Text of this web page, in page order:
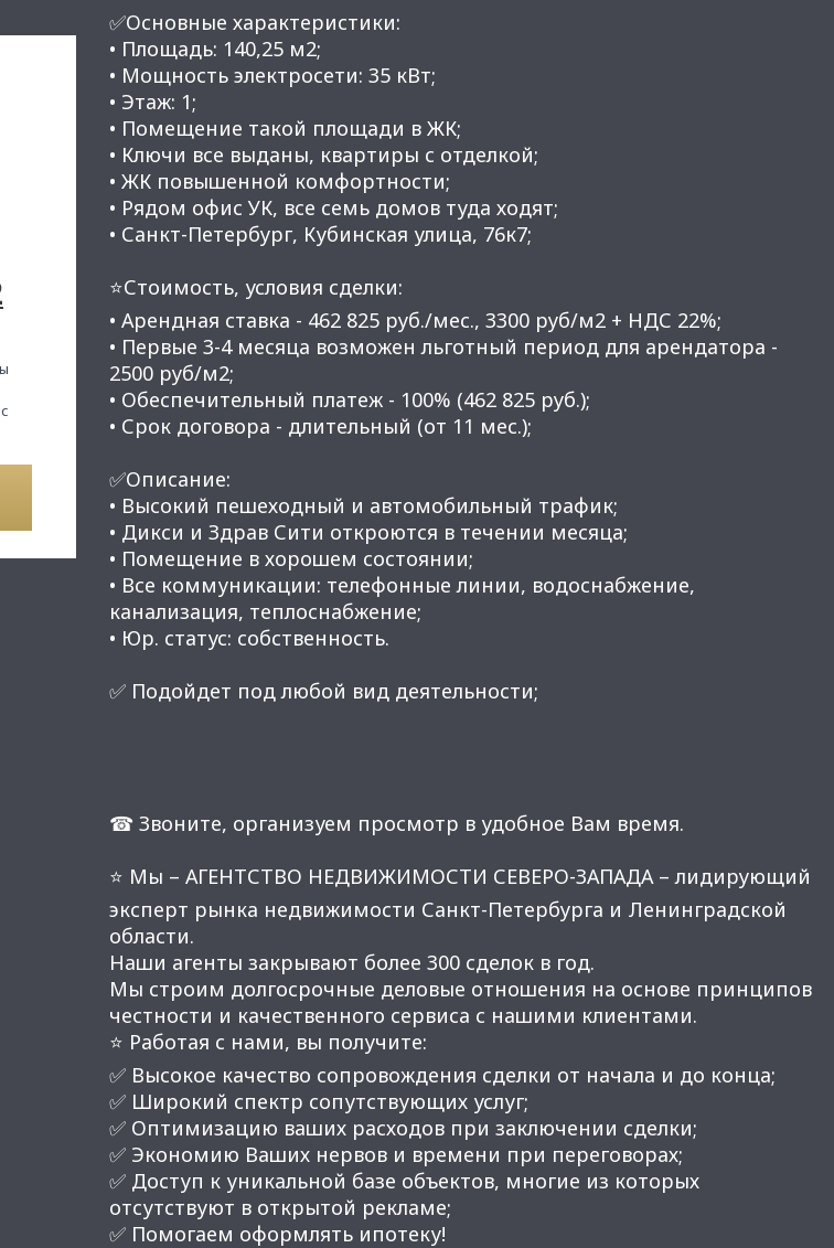
✅Основные характеристики:
• Площадь: 140,25 м2;
• Мощность электросети: 35 кВт;
• Этаж: 1;
• Помещение такой площади в ЖК;
• Ключи все выданы, квартиры с отделкой;
• ЖК повышенной комфортности;
• Рядом офис УК, все семь домов туда ходят;
• Санкт-Петербург, Кубинская улица, 76к7;
⭐Стоимость, условия сделки:
• Арендная ставка - 462 825 руб./мес., 3300 руб/м2 + НДС 22%;
• Первые 3-4 месяца возможен льготный период для арендатора -
2500 руб/м2;
• Обеспечительный платеж - 100% (462 825 руб.);
• Срок договора - длительный (от 11 мес.);
✅Описание:
• Высокий пешеходный и автомобильный трафик;
• Дикси и Здрав Сити откроются в течении месяца;
• Помещение в хорошем состоянии;
• Все коммуникации: телефонные линии, водоснабжение,
канализация, теплоснабжение;
• Юр. статус: собственность.
✅ Подойдет под любой вид деятельности;
☎ Звоните, организуем просмотр в удобное Вам время.
⭐ Мы – АГЕНТСТВО НЕДВИЖИМОСТИ СЕВЕРО-ЗАПАДА – лидирующий
эксперт рынка недвижимости Санкт-Петербурга и Ленинградской
области.
Наши агенты закрывают более 300 сделок в год.
Мы строим долгосрочные деловые отношения на основе принципов
честности и качественного сервиса с нашими клиентами.
⭐ Работая с нами, вы получите:
✅ Высокое качество сопровождения сделки от начала и до конца;
✅ Широкий спектр сопутствующих услуг;
✅ Оптимизацию ваших расходов при заключении сделки;
✅ Экономию Ваших нервов и времени при переговорах;
✅ Доступ к уникальной базе объектов, многие из которых
отсутствуют в открытой рекламе;
✅ Помогаем оформлять ипотеку!